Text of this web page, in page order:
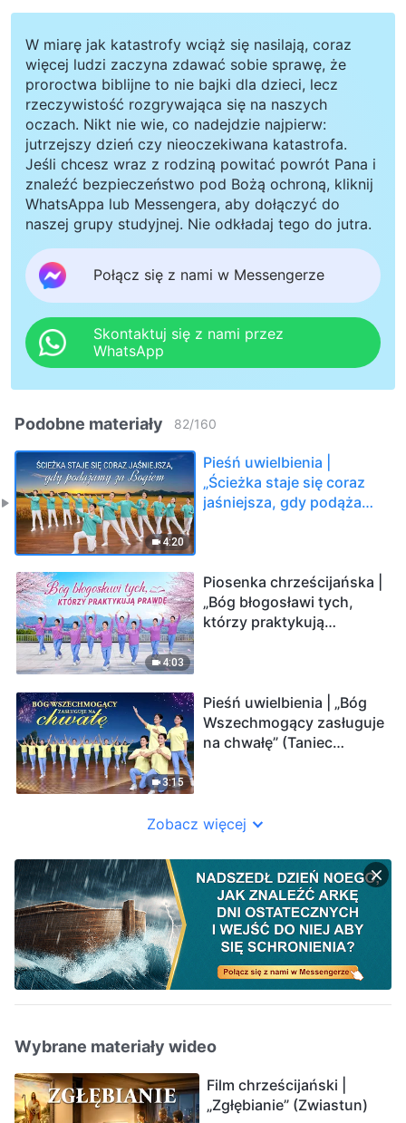
W miarę jak katastrofy wciąż się nasilają, coraz
więcej ludzi zaczyna zdawać sobie sprawę, że
proroctwa biblijne to nie bajki dla dzieci, lecz
rzeczywistość rozgrywająca się na naszych
oczach. Nikt nie wie, co nadejdzie najpierw:
jutrzejszy dzień czy nieoczekiwana katastrofa.
Jeśli chcesz wraz z rodziną powitać powrót Pana i
znaleźć bezpieczeństwo pod Bożą ochroną, kliknij
WhatsAppa lub Messengera, aby dołączyć do
naszej grupy studyjnej. Nie odkładaj tego do jutra.
Połącz się z nami w Messengerze
Skontaktuj się z nami przez
WhatsApp
Podobne materiały 82/160
4:20
Pieśń uwielbienia |
„Ścieżka staje się coraz
jaśniejsza, gdy podążamy
4:03
Piosenka chrześcijańska |
„Bóg błogosławi tych,
którzy praktykują
3:15
Pieśń uwielbienia | „Bóg
Wszechmogący zasługuje
na chwałę” (Taniec
Zobacz więcej
Wybrane materiały wideo
Film chrześcijański |
„Zgłębianie” (Zwiastun)